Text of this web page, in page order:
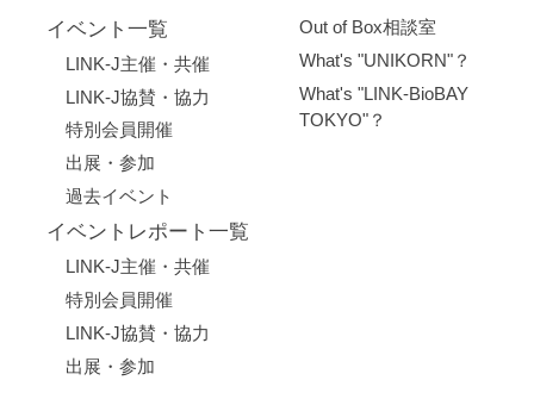
イベント一覧
LINK-J主催・共催
LINK-J協賛・協力
特別会員開催
出展・参加
過去イベント
イベントレポート一覧
LINK-J主催・共催
特別会員開催
LINK-J協賛・協力
出展・参加
Out of Box相談室
What's "UNIKORN"？
What's "LINK-BioBAY
TOKYO"？